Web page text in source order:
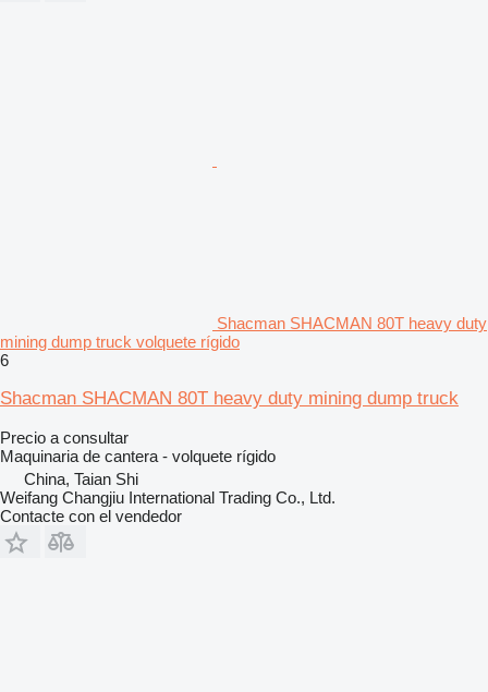
Shacman SHACMAN 80T heavy duty
mining dump truck volquete rígido
6
Shacman SHACMAN 80T heavy duty mining dump truck
Precio a consultar
Maquinaria de cantera - volquete rígido
China, Taian Shi
Weifang Changjiu International Trading Co., Ltd.
Contacte con el vendedor